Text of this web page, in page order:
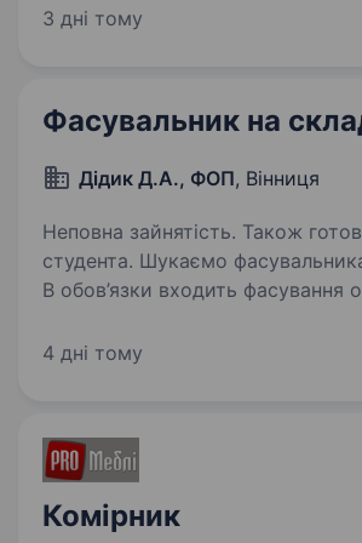
вагу Заклеює, маркує, веде записи. Робота
3 дні тому
Фасувальник на
Дідик Д.А., ФОП, Вінниця
Неповна зайнятість. Також
студента. Шукаємо фасувальника на склад.
В обов’язки входить фасування
чоловіка, 3 години зранку. 300 грн за 3
4 дні тому
Комірник